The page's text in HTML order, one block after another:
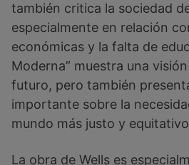
también critica la sociedad
especialmente en relación
económicas y la falta de
Moderna” muestra una
futuro, pero también
importante sobre la
mundo más justo y
La obra de Wells es